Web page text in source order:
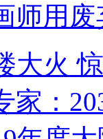
师用
大火
家：